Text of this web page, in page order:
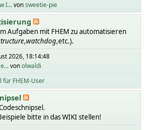
I...vonsweetie-pie
Aufgaben mit FHEM zu automatisieren
,watchdog,etc.).
2026, 18:14:48
vonolwaldi
für FHEM-User
bitte in das WIKI stellen!